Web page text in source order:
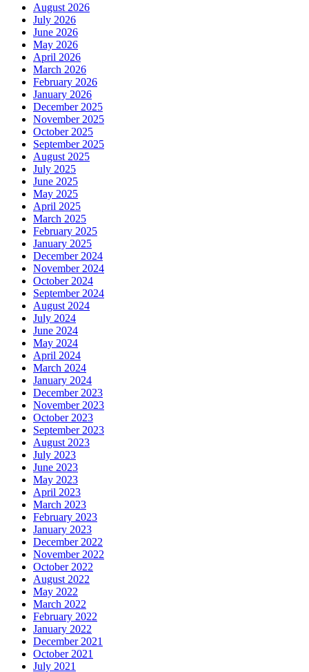
August 2026
July 2026
June 2026
May 2026
April 2026
March 2026
February 2026
January 2026
December 2025
November 2025
October 2025
September 2025
August 2025
July 2025
June 2025
May 2025
April 2025
March 2025
February 2025
January 2025
December 2024
November 2024
October 2024
September 2024
August 2024
July 2024
June 2024
May 2024
April 2024
March 2024
January 2024
December 2023
November 2023
October 2023
September 2023
August 2023
July 2023
June 2023
May 2023
April 2023
March 2023
February 2023
January 2023
December 2022
November 2022
October 2022
August 2022
May 2022
March 2022
February 2022
January 2022
December 2021
October 2021
July 2021